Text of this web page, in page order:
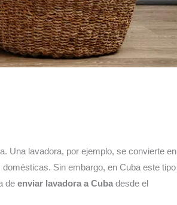
Una lavadora, por ejemplo, se convierte en
Sin embargo, en Cuba este tipo
deenviar lavadora a Cuba desde el